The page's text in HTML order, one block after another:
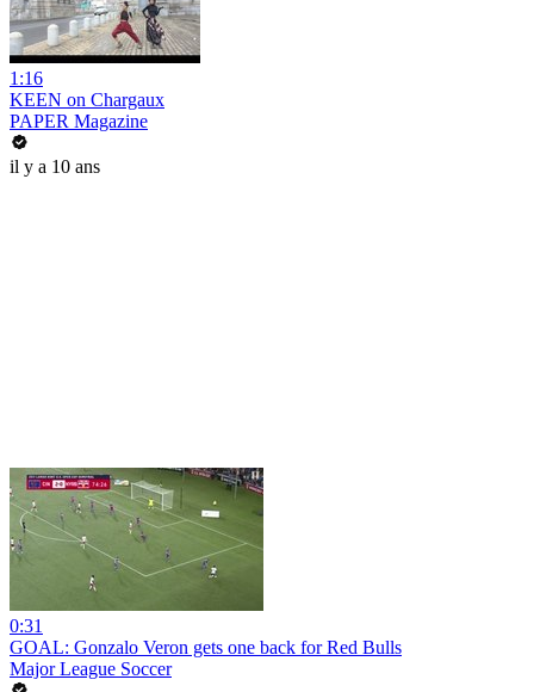
1:16
KEEN on Chargaux
PAPER Magazine
il y a 10 ans
0:31
GOAL: Gonzalo Veron gets one back for Red Bulls
Major League Soccer